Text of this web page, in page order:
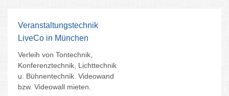
Veranstaltungstechnik
LiveCo in München
Verleih von Tontechnik,
Konferenztechnik, Lichttechnik
u. Bühnentechnik. Videowand
bzw. Videowall mieten.